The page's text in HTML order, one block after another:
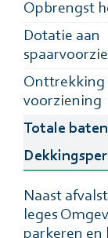
Opbrengst
Dotatie aan
Onttrekking
voorziening
Totale baten
Naast
leges
parkeren en